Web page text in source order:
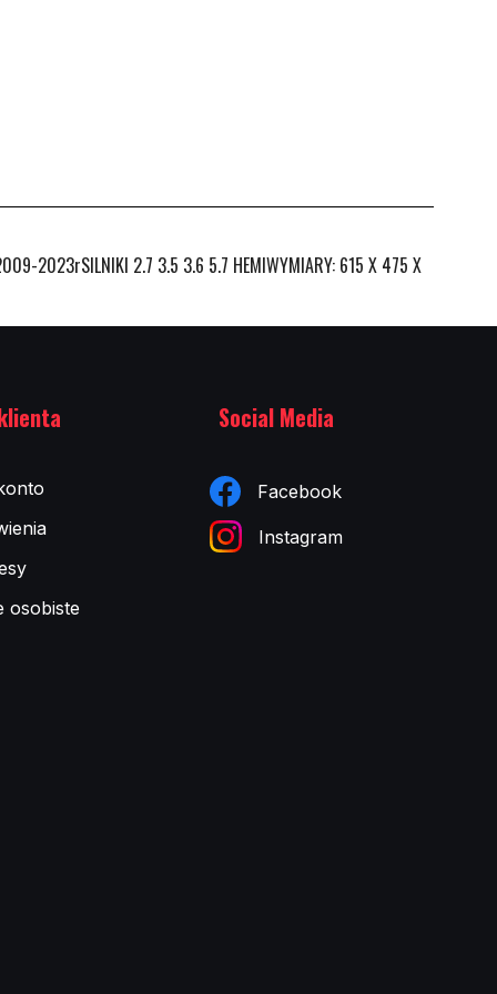
2023rSILNIKI 2.7 3.5 3.6 5.7 HEMIWYMIARY: 615 X 475 X
osobiste
Social Media
Facebook
Instagram